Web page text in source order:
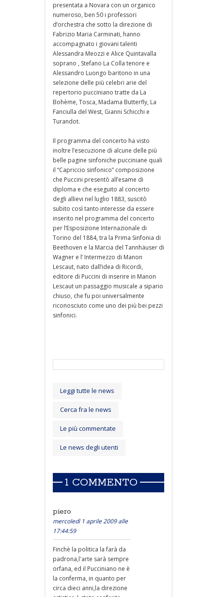
presentata a Novara con un organico
numeroso, ben 50 i professori
d’orchestra che sotto la direzione di
Fabrizio Maria Carminati, hanno
accompagnato i giovani talenti
Alessandra Meozzi e Alice Quintavalla
soprano , Stefano La Colla tenore e
Alessandro Luongo baritono in una
selezione delle più celebri arie del
repertorio pucciniano tratte da La
Bohème, Tosca, Madama Butterfly, La
Fanciulla del West, Gianni Schicchi e
Turandot.
Il programma del concerto ha visto
inoltre l’esecuzione di alcune delle più
belle pagine sinfoniche pucciniane quali
il “Capriccio sinfonico” composizione
che Puccini presentò all’esame di
diploma e che eseguito al concerto
degli allievi nel luglio 1883, suscitò
subito così tanto interesse da essere
inserito nel programma del concerto
per l’Esposizione Internazionale di
Torino del 1884, tra la Prima Sinfonia di
Beethoven e la Marcia del Tannhäuser di
Wagner e l’ Intermezzo di Manon
Lescaut, nato dall’idea di Ricordi,
editore di Puccini di inserire in Manon
Lescaut un passaggio musicale a sipario
chiuso, che fu poi universalmente
riconosciuto come uno dei più bei pezzi
sinfonici.
Leggi tutte le news
Cerca fra le news
Le più commentate
Le news degli utenti
1 COMMENTO
piero
mercoledì 1 aprile 2009 alle
17:44:59
Finchè la politica la farà da
padrona,l'arte sarà sempre
orfana, ed il Pucciniano ne è
la conferma, in quanto per
circa dieci anni,la direzione